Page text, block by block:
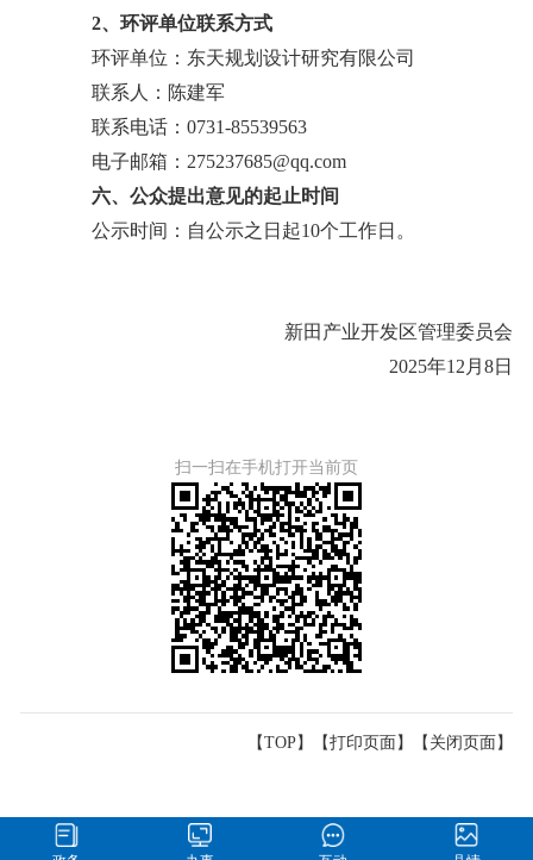
2、环评单位联系方式
环评单位：东天规划设计研究有限公司
联系人： 陈建军
联系电话： 0731-85539563
电子邮箱： 275237685@qq.com
六、公众提出意见的起止时间
公示时间： 自公示之日起10个工作日。
新田产业开发区管理委员会
2025年12 月 8日
扫一扫在手机打开当前页
【TOP】 【打印页面 】【 关闭页面 】